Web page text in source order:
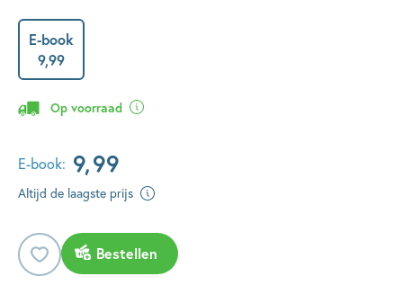
E-book
9,99
Op voorraad
E-book: 9,99
Altijd de laagste prijs
Bestellen